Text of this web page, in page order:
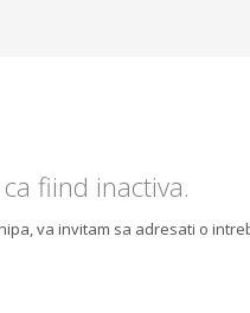
fiind inactiva.
va invitam sa adresati o